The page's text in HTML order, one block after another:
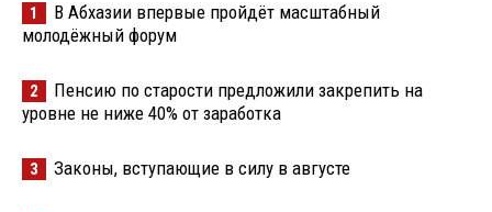
1
В Абхазии впервые пройдёт масштабный
молодёжный форум
2
Пенсию по старости предложили закрепить на
уровне не ниже 40% от заработка
3 Законы, вступающие в силу в августе